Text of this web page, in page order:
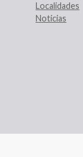
Localidades
Noticias